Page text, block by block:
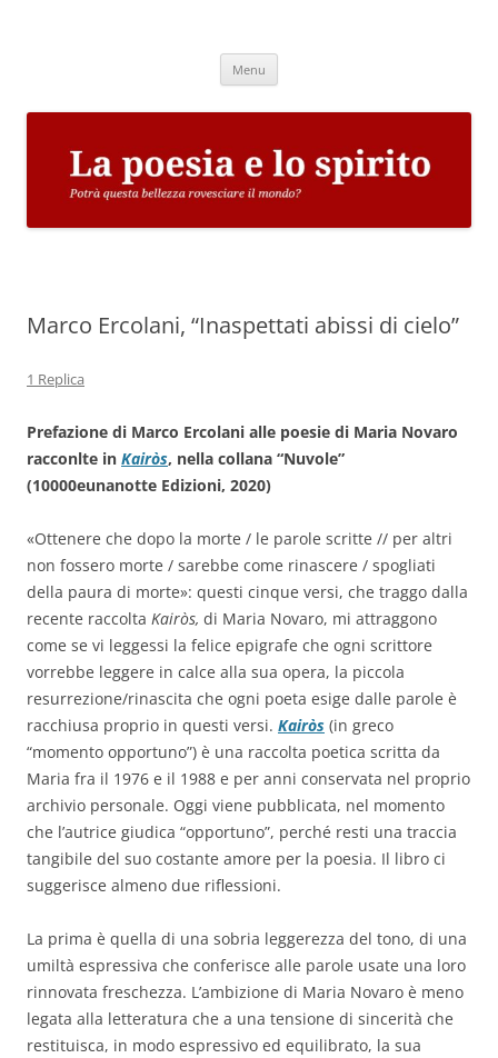
Menu
Marco Ercolani, “Inaspettati abissi di cielo”
1 Replica
Prefazione di Marco Ercolani alle poesie di Maria Novaro
racconlte in Kairòs, nella collana “Nuvole”
(10000eunanotte Edizioni, 2020)
«Ottenere che dopo la morte / le parole scritte // per altri
non fossero morte / sarebbe come rinascere / spogliati
della paura di morte»: questi cinque versi, che traggo dalla
recente raccolta Kairòs, di Maria Novaro, mi attraggono
come se vi leggessi la felice epigrafe che ogni scrittore
vorrebbe leggere in calce alla sua opera, la piccola
resurrezione/rinascita che ogni poeta esige dalle parole è
racchiusa proprio in questi versi. Kairòs (in greco
“momento opportuno”) è una raccolta poetica scritta da
Maria fra il 1976 e il 1988 e per anni conservata nel proprio
archivio personale. Oggi viene pubblicata, nel momento
che l’autrice giudica “opportuno”, perché resti una traccia
tangibile del suo costante amore per la poesia. Il libro ci
suggerisce almeno due riflessioni.
La prima è quella di una sobria leggerezza del tono, di una
umiltà espressiva che conferisce alle parole usate una loro
rinnovata freschezza. L’ambizione di Maria Novaro è meno
legata alla letteratura che a una tensione di sincerità che
restituisca, in modo espressivo ed equilibrato, la sua